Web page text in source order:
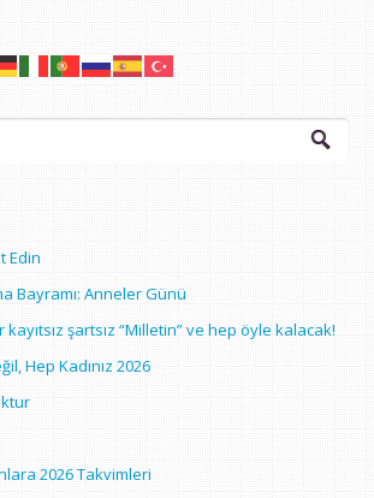
Edin
Bayramı: Anneler Günü
kayıtsız şartsız “Milletin” ve hep öyle kalacak!
Hep Kadınız 2026
2026 Takvimleri